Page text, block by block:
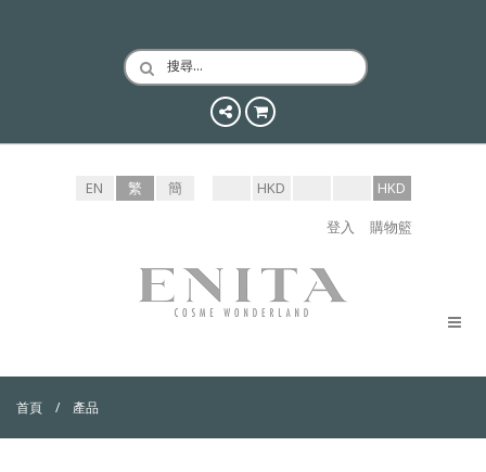
搜尋…
HKD HKD
EN 繁
簡
登入
購物籃
首頁 產品